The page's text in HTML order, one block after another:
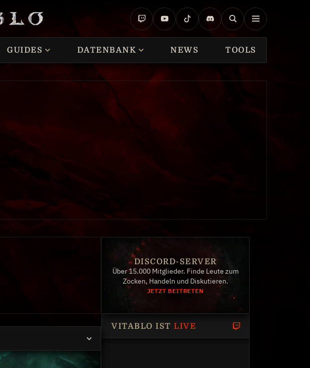
GUIDES DATENBANK NEWS TOOLS
DISCORD-SERVER
Über 15.000 Mitglieder. Finde Leute zum
Zocken, Handeln und Diskutieren.
JETZT BEITRETEN
VITABLO IST LIVE